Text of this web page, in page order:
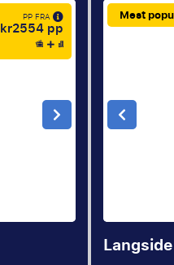
PP FRA
kr2554 pp
Mest
Langside